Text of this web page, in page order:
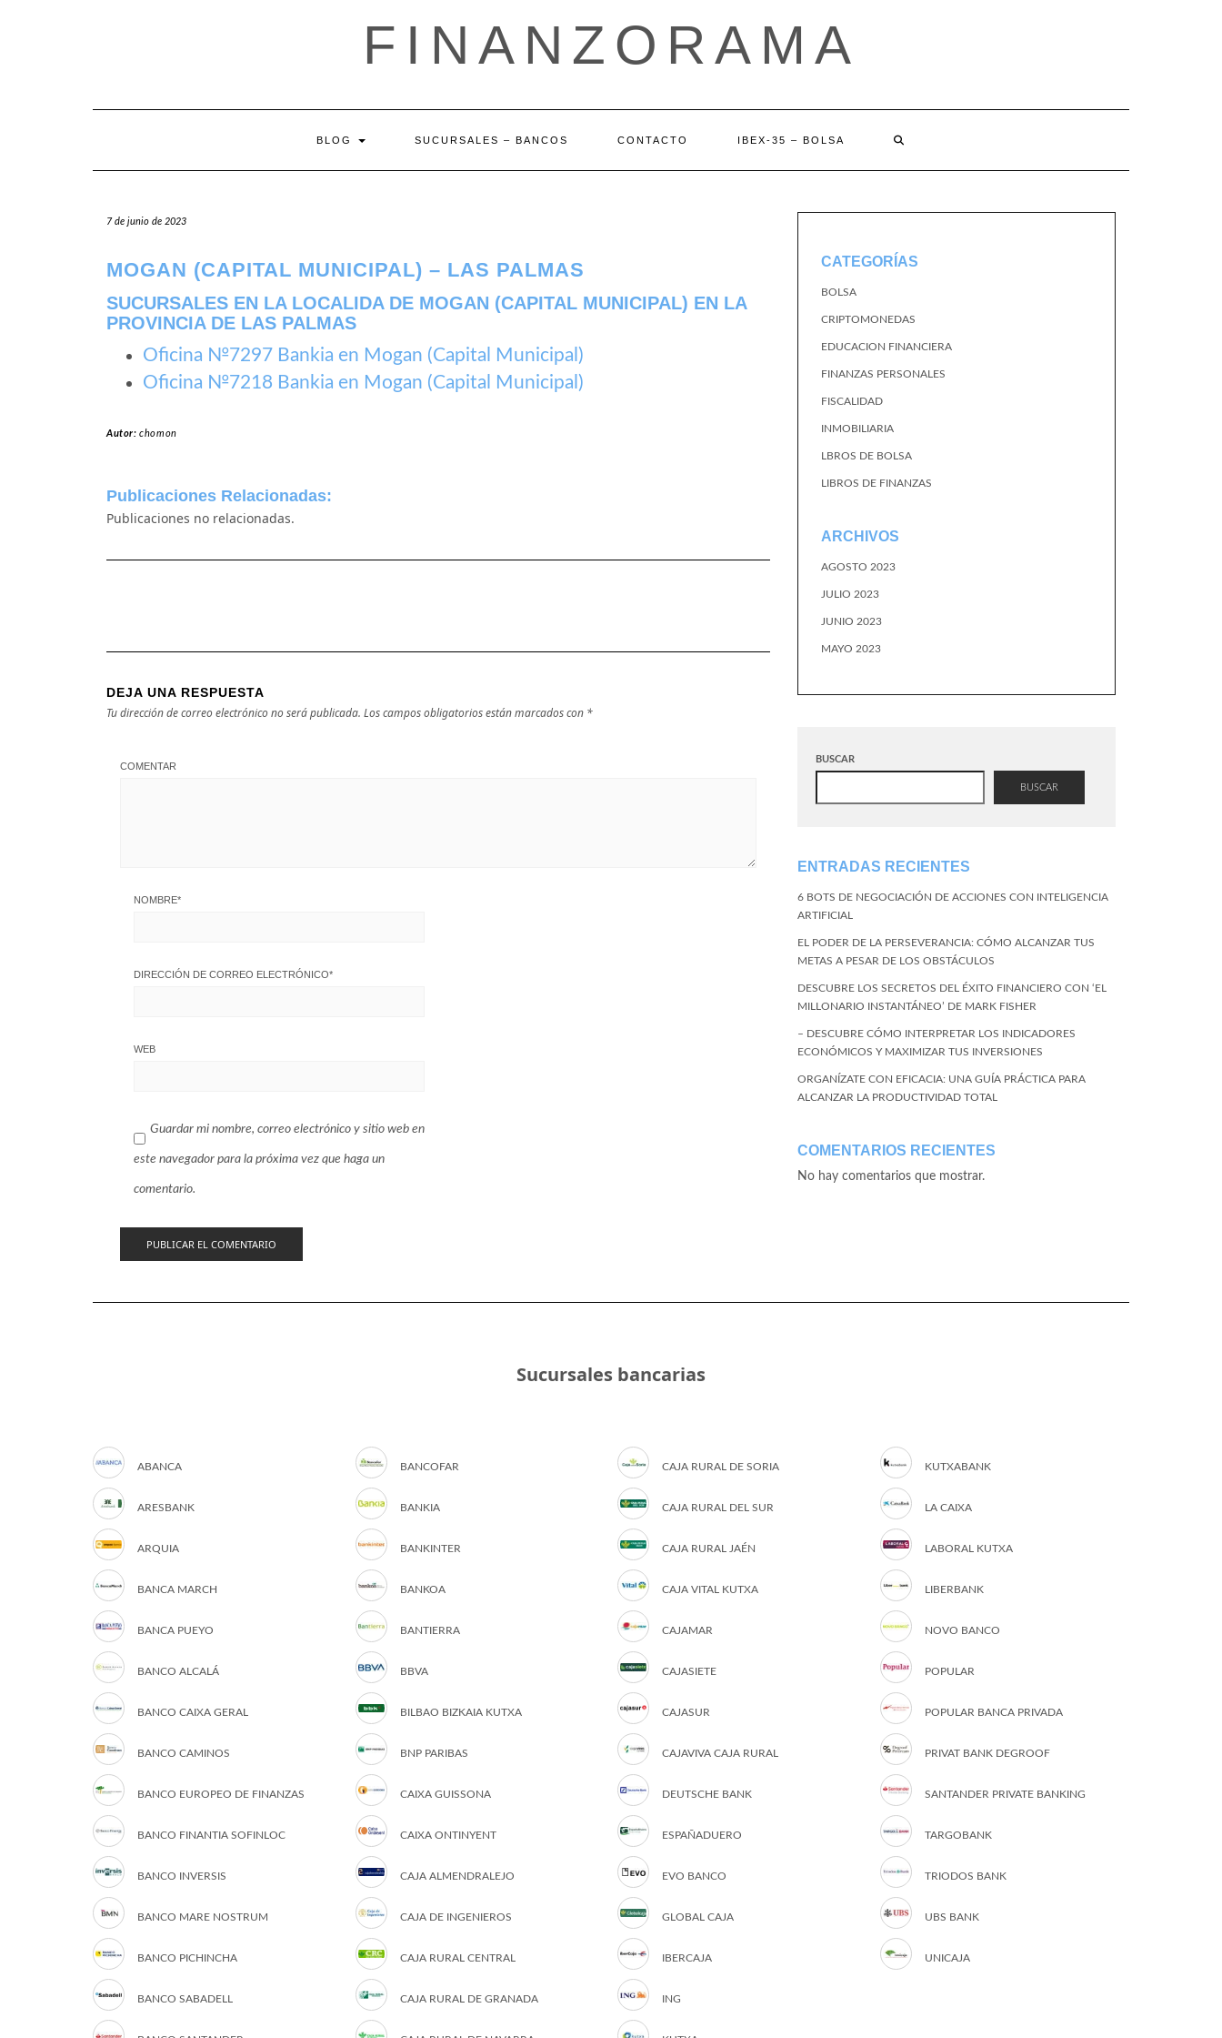
FINANZORAMA
BLOG SUCURSALES – BANCOS CONTACTO IBEX-35 – BOLSA
7 de junio de 2023
MOGAN (CAPITAL MUNICIPAL) – LAS PALMAS
SUCURSALES EN LA LOCALIDA DE MOGAN (CAPITAL MUNICIPAL) EN LA
PROVINCIA DE LAS PALMAS
Oficina №7297 Bankia en Mogan (Capital Municipal)
Oficina №7218 Bankia en Mogan (Capital Municipal)
Autor:chomon
Publicaciones Relacionadas:
Publicaciones no relacionadas.
DEJA UNA RESPUESTA
Tu dirección de correo electrónico no será publicada. Los campos obligatorios están marcados con *
COMENTAR
NOMBRE*
DIRECCIÓN DE CORREO ELECTRÓNICO*
WEB
Guardar mi nombre, correo electrónico y sitio web en
este navegador para la próxima vez que haga un
comentario.
CATEGORÍAS
BOLSA
CRIPTOMONEDAS
EDUCACION FINANCIERA
FINANZAS PERSONALES
FISCALIDAD
INMOBILIARIA
LBROS DE BOLSA
LIBROS DE FINANZAS
ARCHIVOS
AGOSTO 2023
JULIO 2023
JUNIO 2023
MAYO 2023
BUSCAR
BUSCAR
ENTRADAS RECIENTES
6 BOTS DE NEGOCIACIÓN DE ACCIONES CON INTELIGENCIA
ARTIFICIAL
EL PODER DE LA PERSEVERANCIA: CÓMO ALCANZAR TUS
METAS A PESAR DE LOS OBSTÁCULOS
DESCUBRE LOS SECRETOS DEL ÉXITO FINANCIERO CON ‘EL
MILLONARIO INSTANTÁNEO’ DE MARK FISHER
– DESCUBRE CÓMO INTERPRETAR LOS INDICADORES
ECONÓMICOS Y MAXIMIZAR TUS INVERSIONES
ORGANÍZATE CON EFICACIA: UNA GUÍA PRÁCTICA PARA
ALCANZAR LA PRODUCTIVIDAD TOTAL
COMENTARIOS RECIENTES
No hay comentarios que mostrar.
Sucursales bancarias
ABANCA
ARESBANK
ARQUIA
BANCA MARCH
BANCA PUEYO
BANCO ALCALÁ
BANCO CAIXA GERAL
BANCO CAMINOS
BANCO EUROPEO DE FINANZAS
BANCO FINANTIA SOFINLOC
BANCO INVERSIS
BANCO MARE NOSTRUM
BANCO PICHINCHA
BANCO SABADELL
BANCOFAR
BANKIA
BANKINTER
BANKOA
BANTIERRA
BBVA
BILBAO BIZKAIA KUTXA
BNP PARIBAS
CAIXA GUISSONA
CAIXA ONTINYENT
CAJA ALMENDRALEJO
CAJA DE INGENIEROS
CAJA RURAL CENTRAL
CAJA RURAL DE GRANADA
CAJA RURAL DE SORIA
CAJA RURAL DEL SUR
CAJA RURAL JAÉN
CAJA VITAL KUTXA
CAJAMAR
CAJASIETE
CAJASUR
CAJAVIVA CAJA RURAL
DEUTSCHE BANK
ESPAÑADUERO
EVO BANCO
GLOBAL CAJA
IBERCAJA
ING
KUTXABANK
LA CAIXA
LABORAL KUTXA
LIBERBANK
NOVO BANCO
POPULAR
POPULAR BANCA PRIVADA
PRIVAT BANK DEGROOF
SANTANDER PRIVATE BANKING
TARGOBANK
TRIODOS BANK
UBS BANK
UNICAJA